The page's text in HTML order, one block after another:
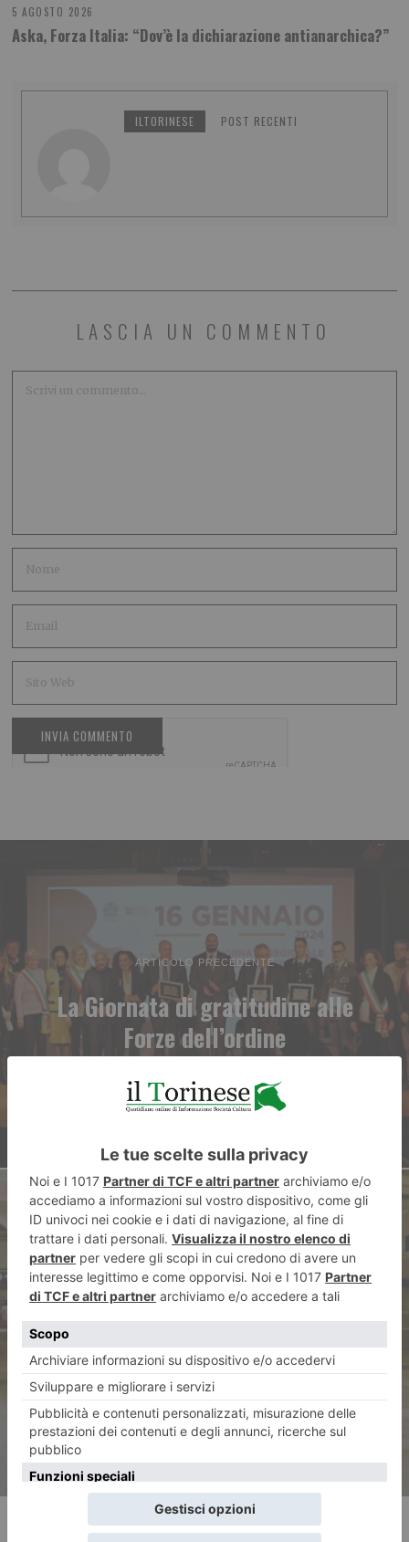
5 AGOSTO 2026
Aska, Forza Italia: “Dov’è la dichiarazione antianarchica?”
ILTORINESE POST RECENTI
LASCIA UN COMMENTO
ARTICOLO PRECEDENTE
La Giornata di gratitudine alle
Forze dell’ordine
ARTICOLO SUCCESSIVO
Ambrogio (Fdi): “Operazione
‘Alto impatto’ esempio
virtuoso”